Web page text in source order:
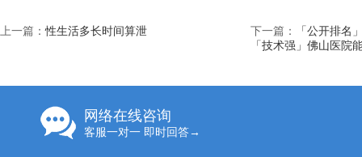
上一篇：性生活多长时间算泄 下一篇：
「公开排名
「技术强」佛山医院
网络在线咨询
客服一对一 即时回答→